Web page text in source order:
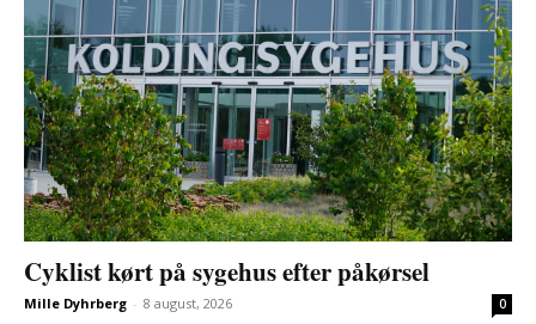
Cyklist kørt på sygehus efter påkørsel
Mille Dyhrberg - 8 august, 2026 0